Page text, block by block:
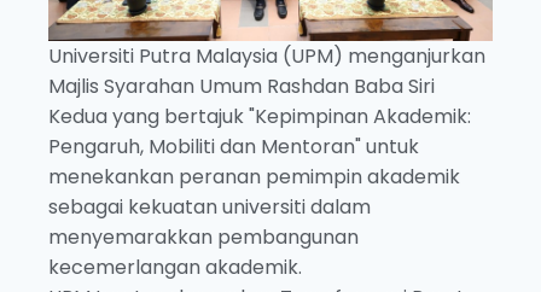
Universiti Putra Malaysia (UPM) menganjurkan
Majlis Syarahan Umum Rashdan Baba Siri
Kedua yang bertajuk "Kepimpinan Akademik:
Pengaruh, Mobiliti dan Mentoran" untuk
menekankan peranan pemimpin akademik
sebagai kekuatan universiti dalam
menyemarakkan pembangunan
kecemerlangan akademik.